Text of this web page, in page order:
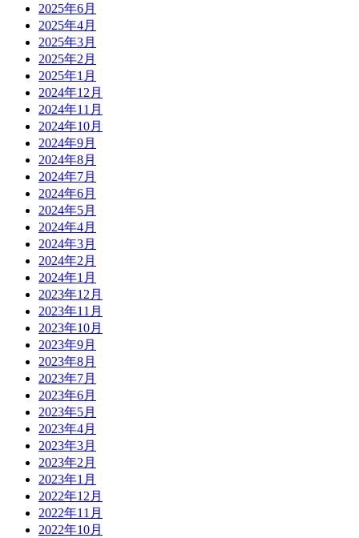
2025年6月
2025年4月
2025年3月
2025年2月
2025年1月
2024年12月
2024年11月
2024年10月
2024年9月
2024年8月
2024年7月
2024年6月
2024年5月
2024年4月
2024年3月
2024年2月
2024年1月
2023年12月
2023年11月
2023年10月
2023年9月
2023年8月
2023年7月
2023年6月
2023年5月
2023年4月
2023年3月
2023年2月
2023年1月
2022年12月
2022年11月
2022年10月